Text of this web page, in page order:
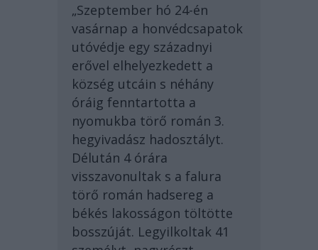
„Szeptember hó 24-én
vasárnap a honvédcsapatok
utóvédje egy századnyi
erővel elhelyezkedett a
község utcáin s néhány
óráig fenntartotta a
nyomukba törő román 3.
hegyivadász hadosztályt.
Délután 4 órára
visszavonultak s a falura
törő román hadsereg a
békés lakosságon töltötte
bosszúját. Legyilkoltak 41